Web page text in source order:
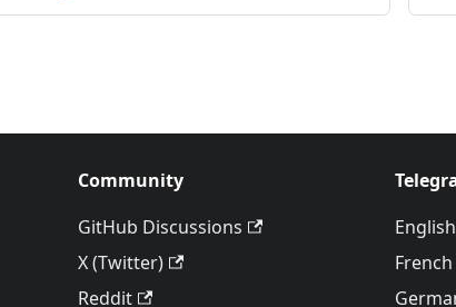
Community
GitHub Discussions
X (Twitter)
Reddit
English
French